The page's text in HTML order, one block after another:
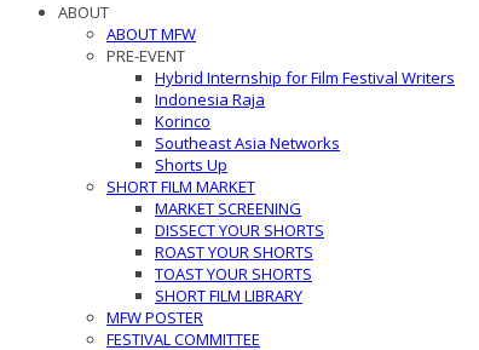
ABOUT
ABOUT MFW
PRE-EVENT
Hybrid Internship for Film Festival Writers
Indonesia Raja
Korinco
Southeast Asia Networks
Shorts Up
SHORT FILM MARKET
MARKET SCREENING
DISSECT YOUR SHORTS
ROAST YOUR SHORTS
TOAST YOUR SHORTS
SHORT FILM LIBRARY
MFW POSTER
FESTIVAL COMMITTEE